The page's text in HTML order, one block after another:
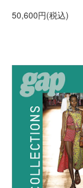
50,600円(税込)